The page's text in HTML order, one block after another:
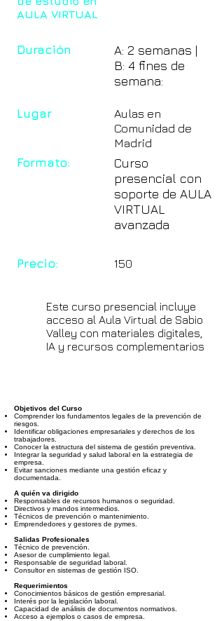
AULA VIRTUAL
Duración
A: 2 semanas |
B: 4 fines de
semana:
Lugar
Aulas en
Comunidad de
Madrid
Formato:
Curso
presencial con
soporte de AULA
VIRTUAL
avanzada
Precio: 150
Este curso presencial incluye
acceso al Aula Virtual de Sabio
Valley con materiales digitales,
IA y recursos complementarios
Objetivos del Curso
Comprender los fundamentos legales de la prevención de
riesgos.
Identificar obligaciones empresariales y derechos de los
trabajadores.
Conocer la estructura del sistema de gestión preventiva.
Integrar la seguridad y salud laboral en la estrategia de
empresa.
Evitar sanciones mediante una gestión eficaz y
documentada.
A quién va dirigido
Responsables de recursos humanos o seguridad.
Directivos y mandos intermedios.
Técnicos de prevención o mantenimiento.
Emprendedores y gestores de pymes.
Salidas Profesionales
Técnico de prevención.
Asesor de cumplimiento legal.
Responsable de seguridad laboral.
Consultor en sistemas de gestión ISO.
Requerimientos
Conocimientos básicos de gestión empresarial.
Interés por la legislación laboral.
Capacidad de análisis de documentos normativos.
Acceso a ejemplos o casos de empresa.